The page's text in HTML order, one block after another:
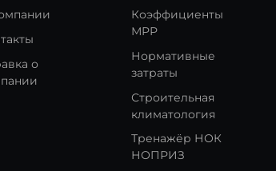
о
Коэффициенты
МРР
Нормативные
затраты
Строительная
климатология
Тренажёр НОК
НОПРИЗ